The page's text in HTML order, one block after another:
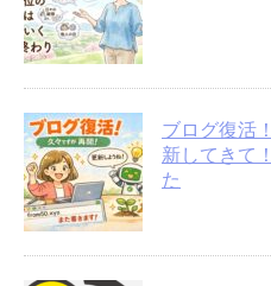
ブログ復活
新してきて
た